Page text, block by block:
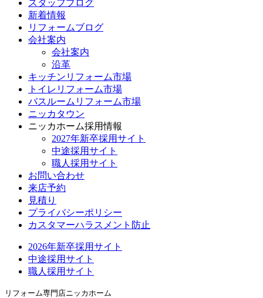
スタッフブログ
新着情報
リフォームブログ
会社案内
会社案内
沿革
キッチンリフォーム市場
トイレリフォーム市場
バスルームリフォーム市場
ニッカタウン
ニッカホーム採用情報
2027年新卒採用サイト
中途採用サイト
職人採用サイト
お問い合わせ
来店予約
見積り
プライバシーポリシー
カスタマーハラスメント防止
2026年新卒採用サイト
中途採用サイト
職人採用サイト
リフォーム専門店ニッカホーム